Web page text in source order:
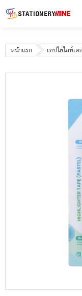
หน้าแรก เทปไฮไลท์เ